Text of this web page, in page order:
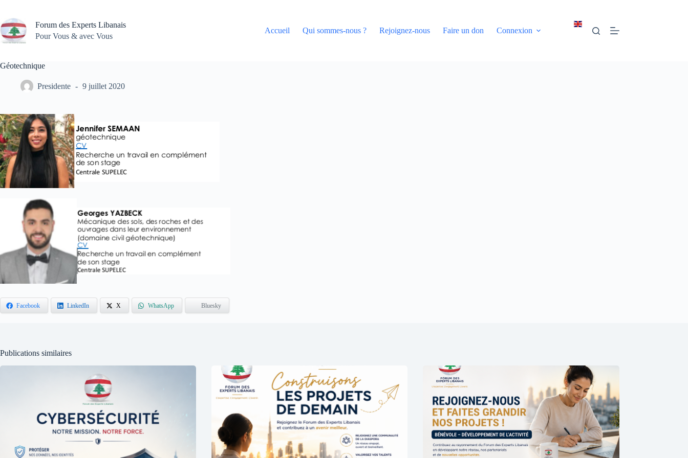
contenu
Forum des Experts Libanais
Pour Vous & avec Vous
Accueil Qui sommes-nous ? Rejoignez-nous Faire un don Connexion
Géotechnique
Presidente 9 juillet 2020
Facebook LinkedIn X WhatsApp Bluesky
Publications similaires